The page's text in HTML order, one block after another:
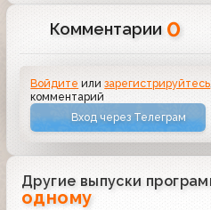
Комментарии 0
Войдите илизарегистрируйтесь
комментарий
Вход через Телеграм
Другие выпуски
одному